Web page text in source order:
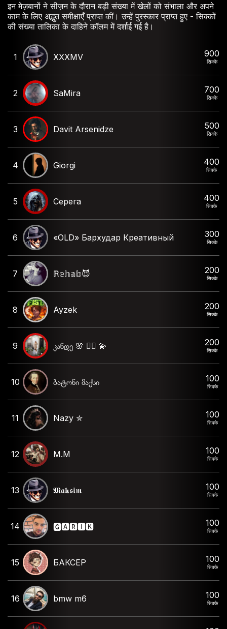
इन मेज़बानों ने सीज़न के दौरान बड़ी संख्या में खेलों को संभाला और अपने
काम के लिए अद्भुत समीक्षाएँ प्राप्त कीं। उन्हें पुरस्कार प्राप्त हुए - सिक्कों
की संख्या तालिका के दाहिने कॉलम में दर्शाई गई है।
1 XXXMV 900
सिक्के
2 SaMira 700
सिक्के
3 Davit Arsenidze 500
सिक्के
4 Giorgi 400
सिक्के
5 Серега 400
सिक्के
6 «OLD» Бархудар Креативный 300
सिक्के
7 ℝ𝕖𝕙𝕒𝕓😈 200
सिक्के
8 Ayzek 200
सिक्के
9 კანდე 🌸 ❤️‍🔥 💫 200
सिक्के
10 ბატონი მაქსი 100
सिक्के
11 Nazy ✮ 100
सिक्के
12 M.M 100
सिक्के
13 𝕸𝖆𝖐𝖘𝖎𝖒 100
सिक्के
14 🅶🅰🆁🅸🅺 100
सिक्के
15 БАКСЕР 100
सिक्के
16 bmw m6 100
सिक्के